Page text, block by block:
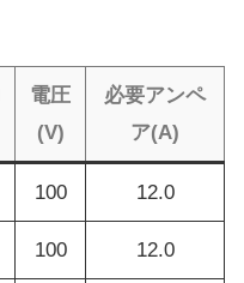
電圧
(V)
必要アンペ
ア(A)
100 12.0
100 12.0